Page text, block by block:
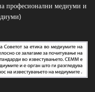
професионални медиуми и